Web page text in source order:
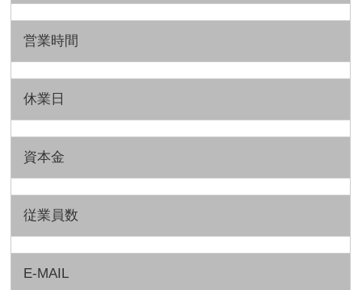
営業時間
休業日
資本金
従業員数
E-MAIL